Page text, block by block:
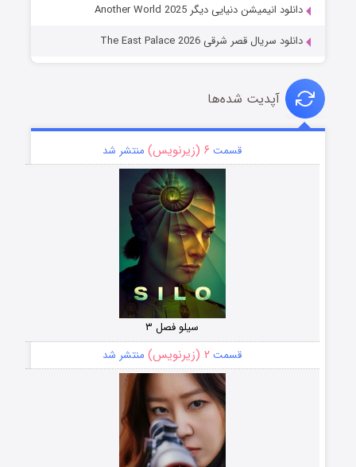
دانلود انیمیشن دنیایی دیگر Another World 2025
دانلود سریال قصر شرقی The East Palace 2026
آپدیت شده‌ها
قسمت ۶ (زیرنویس) منتشر شد
سیلو فصل ۳
قسمت ۲ (زیرنویس) منتشر شد